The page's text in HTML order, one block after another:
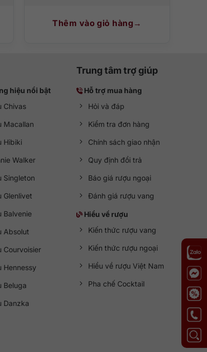
Thêm vào giỏ hàng
hiệu nổi bật
Chivas
Macallan
Hibiki
Walker
Singleton
Glenlivet
Balvenie
Absolut
Courvoisier
Hennessy
Beluga
Danzka
Trung tâm trợ giúp
Hỗ trợ mua hàng
Hỏi và đáp
Kiểm tra đơn hàng
Chính sách giao nhận
Quy định đổi trả
Báo giá rượu ngoại
Đánh giá rượu vang
Hiểu về rượu
Kiến thức rượu vang
Kiến thức rượu ngoại
Hiểu về rượu Việt Nam
Pha chế Cocktail